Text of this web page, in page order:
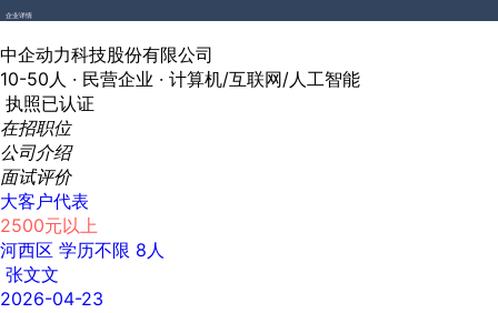
企业详情
中企动力科技股份有限公司
10-50人 · 民营企业 · 计算机/互联网/人工智能
执照已认证
在招职位
公司介绍
面试评价
大客户代表
2500元以上
河西区 学历不限 8人
张文文
2026-04-23